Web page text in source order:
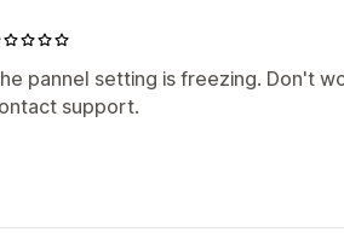
pannel setting is freezing. Don't
support.